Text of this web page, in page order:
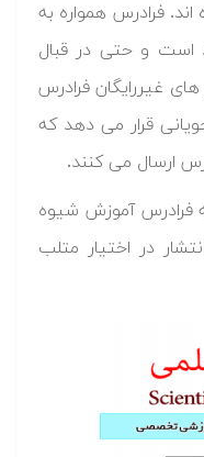
اند. فرادرس همواره به
است و حتی در قبال
غیررایگان فرادرس
قرار می دهد که
ارسال می کنند.
فرادرس آموزش شیوه
در اختیار متلب